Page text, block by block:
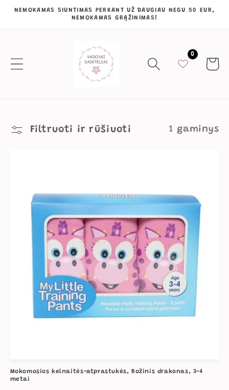
Eiti į
NEMOKAMAS SIUNTIMAS PERKANT UŽ DAUGIAU NEGU 50 EUR,
NEMOKAMAS GRĄŽINIMAS!
0
Filtruoti ir rūšiuoti 1 gaminys
Mokomosios kelnaitės-atprastukės, Rožinis drakonas, 3-4
metai